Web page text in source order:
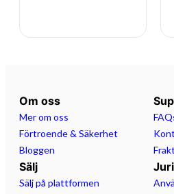
Om oss
Mer om oss
Förtroende & Säkerhet
Bloggen
Frakt
Sälj
Sälj på plattformen